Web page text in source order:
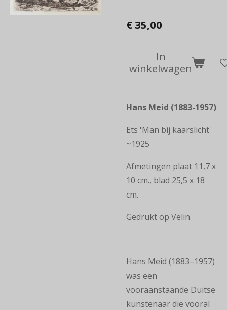
€ 35,00
In
winkelwagen
Hans Meid (1883-1957)
Ets 'Man bij kaarslicht'
~1925
Afmetingen plaat 11,7 x
10 cm., blad 25,5 x 18
cm.
Gedrukt op Velin.
Hans Meid (1883–1957)
was een
vooraanstaande Duitse
kunstenaar die vooral